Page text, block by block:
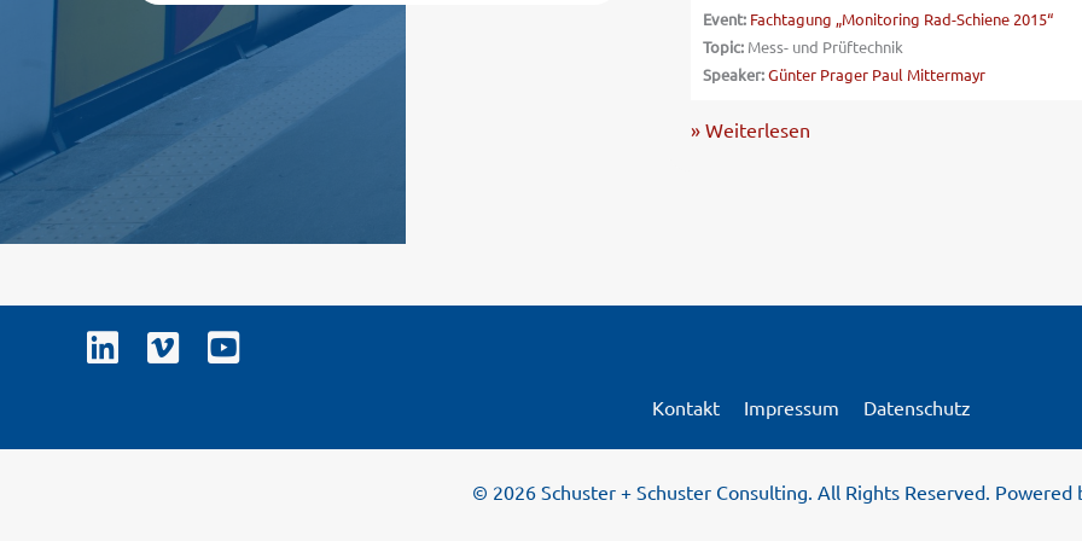
Event: Fachtagung „Monitoring Rad-Schiene 2015“
Topic: Mess- und Prüftechnik
Speaker:Günter Prager Paul Mittermayr
» Weiterlesen
Kontakt Impressum Datenschutz
© 2026 Schuster + Schuster Consulting. All Rights Reserved. Powered